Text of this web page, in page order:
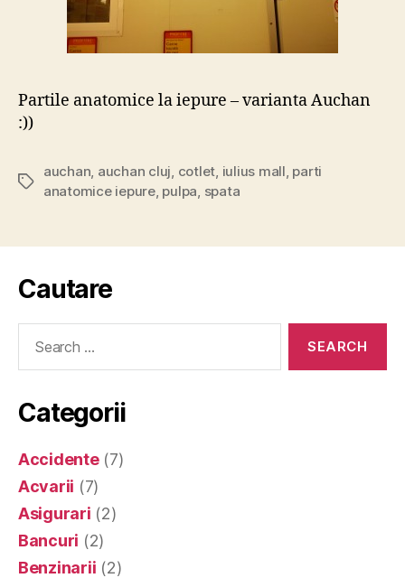
Partile anatomice la iepure – varianta Auchan
:))
Tags
auchan auchan cluj cotlet iulius mall parti
anatomice iepure, pulpa spata
Cautare
Categorii
Accidente(7)
Acvarii (7)
Asigurari (2)
Bancuri (2)
Benzinarii (2)